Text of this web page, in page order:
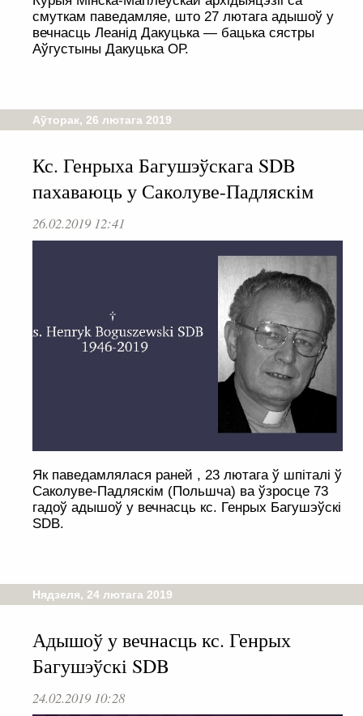
смуткам паведамляе, што 27 лютага адышоў у
вечнасць Леанід Дакуцька — бацька сястры
Аўгустыны Дакуцька ОР.
Аўторак, 26 лютага 2019
Кс. Генрыха Багушэўскага SDB
пахаваюць у Саколуве-Падляскім
26.02.2019 12:41
Як паведамлялася раней , 23 лютага ў шпіталі ў
Саколуве-Падляскім (Польшча) ва ўзросце 73
гадоў адышоў у вечнасць кс. Генрых Багушэўскі
SDB.
Нядзеля, 24 лютага 2019
Адышоў у вечнасць кс. Генрых
Багушэўскі SDB
24.02.2019 10:28